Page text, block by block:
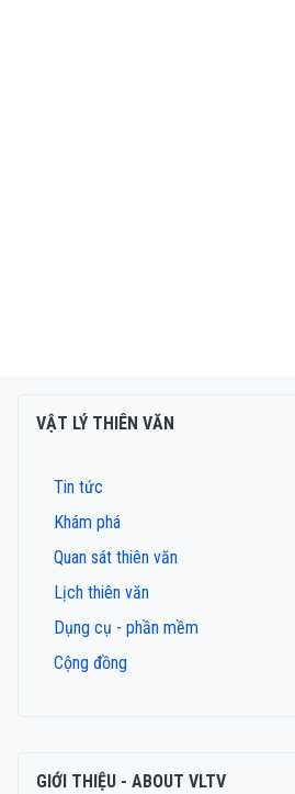
VẬT LÝ THIÊN VĂN
Tin tức
Khám phá
Quan sát thiên văn
Lịch thiên văn
Dụng cụ - phần mềm
Cộng đồng
GIỚI THIỆU - ABOUT VLTV